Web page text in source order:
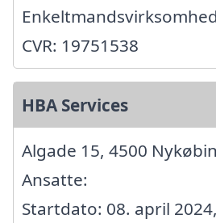
Enkeltmandsvirksomhed
CVR: 19751538
HBA Services
Algade 15, 4500
Ansatte:
Startdato: 08. april 2024,